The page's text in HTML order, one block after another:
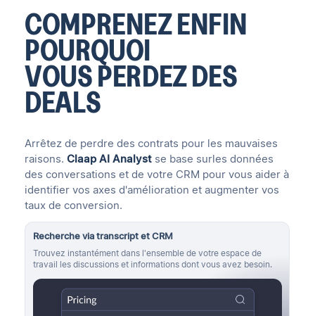
COMPRENEZ ENFIN
POURQUOI
VOUS PERDEZ DES
DEALS
Arrêtez de perdre des contrats pour les mauvaises
raisons.Claap AI Analyst se base surles données
des conversations et de votre CRM pour vous aider à
identifier vos axes d'amélioration et augmenter vos
taux de conversion.
Recherche via transcript et CRM
Trouvez instantément dans l'ensemble de votre espace de
travail les discussions et informations dont vous avez besoin.